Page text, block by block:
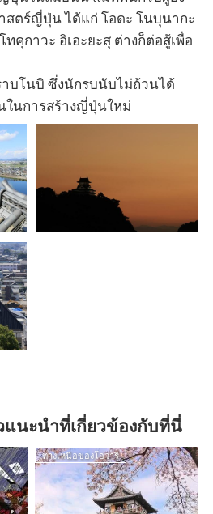
ตร์ญี่ปุ่น ได้แก่ โอดะ โนบุนากะ
คุกาวะ อิเอะยะสุ ต่างก็ต่อสู้เพื่อ
บโนบิ ซึ่งนักรบนับไม่ถ้วนได้
นการสร้างญี่ปุ่นใหม่
แนะนำที่เกี่ยวข้องกับที่นี่
ทางเหนือของโอวาริ